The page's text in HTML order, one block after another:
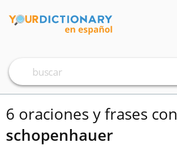
6 oraciones y frases con
schopenhauer